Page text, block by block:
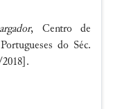
, Centro de
do Séc.
2018].